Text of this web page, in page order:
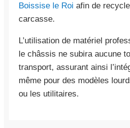
Boissise le Roi afin de
carcasse.
L’utilisation de matériel
le châssis ne subira aucune
transport, assurant ainsi
même pour des modèles
ou les utilitaires.